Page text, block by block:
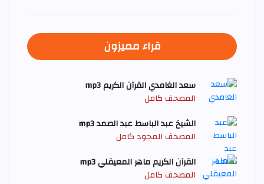
قراء مميزون
سعد الغامدي القرآن الكريم mp3
المصحف كامل
الشيخ عبد الباسط عبد الصمد mp3
المصحف المجود كامل
القرآن الكريم ماهر المعيقلي mp3
المصحف كامل